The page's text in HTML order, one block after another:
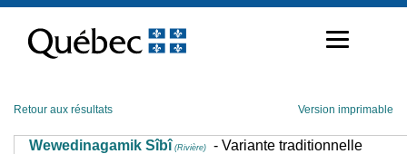
contenu
Retour aux résultats Version imprimable
Wewedinagamik Sîbî (Rivière)
- Variante traditionnelle